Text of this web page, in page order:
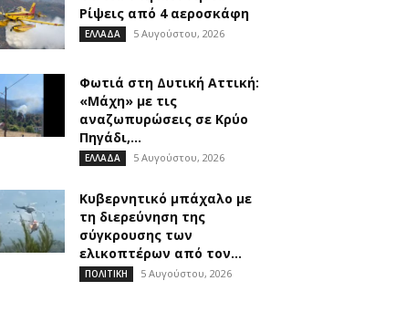
Ρίψεις από 4 αεροσκάφη
ΕΛΛΑΔΑ 5 Αυγούστου, 2026
Φωτιά στη Δυτική Αττική:
«Μάχη» με τις
αναζωπυρώσεις σε Κρύο
Πηγάδι,...
ΕΛΛΑΔΑ 5 Αυγούστου, 2026
Κυβερνητικό μπάχαλο με
τη διερεύνηση της
σύγκρουσης των
ελικοπτέρων από τον...
ΠΟΛΙΤΙΚΗ 5 Αυγούστου, 2026